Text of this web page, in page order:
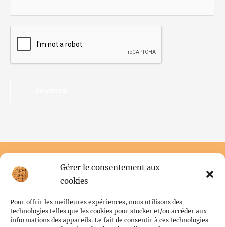
Gérer le consentement aux
cookies
Pour offrir les meilleures expériences, nous utilisons des
technologies telles que les cookies pour stocker et/ou accéder aux
informations des appareils. Le fait de consentir à ces technologies